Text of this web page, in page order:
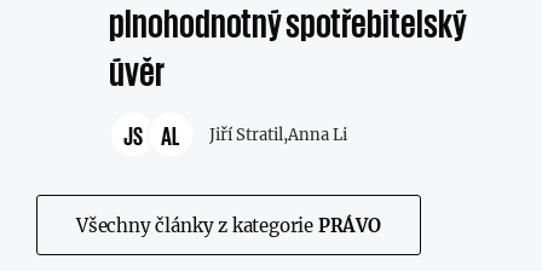
plnohodnotný spotřebitelský
úvěr
JS AL Jiří Stratil,Anna Li
Všechny články z kategorie PRÁVO